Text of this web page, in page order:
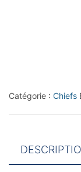
Thomas
Catégorie : Chiefs